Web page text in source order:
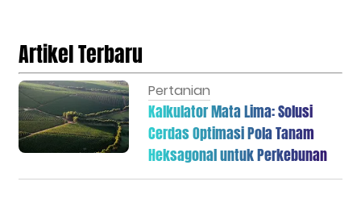
Artikel Terbaru
Pertanian
Kalkulator Mata Lima: Solusi
Cerdas Optimasi Pola Tanam
Heksagonal untuk Perkebunan